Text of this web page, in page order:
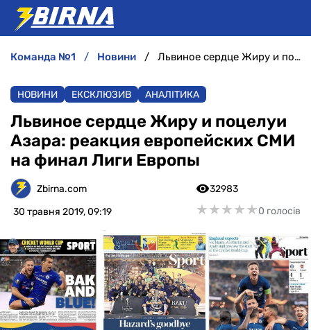
АНАЛІТИКА
ІНТЕРВ'Ю
РІЗНЕ
БУКМЕКЕРИ
команда №1 новини Львиное сердце Жиру и поцелуи Азара: реакция европейских СМИ на финал Лиги Европы
НОВИНИ ЕКСКЛЮЗИВ АНАЛІТИКА
Львиное сердце Жиру и поцелуи
Азара: реакция европейских СМИ
на финал Лиги Европы
Zbirna.com
30 травня 2019, 09:19
32983
★★★★★
★★★★★0 голосів